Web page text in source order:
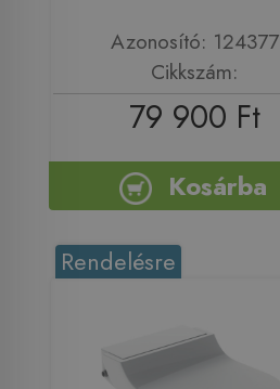
Azonosító: 124377
Cikkszám:
79 900 Ft
Kosárba
Rendelésre